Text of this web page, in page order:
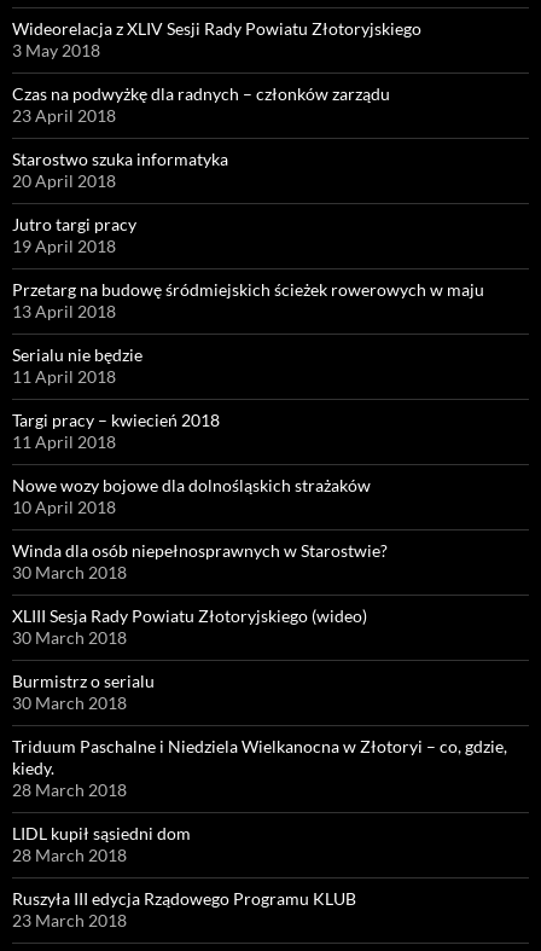
Wideorelacja z XLIV Sesji Rady Powiatu Złotoryjskiego
3 May 2018
Czas na podwyżkę dla radnych – członków zarządu
23 April 2018
Starostwo szuka informatyka
20 April 2018
Jutro targi pracy
19 April 2018
Przetarg na budowę śródmiejskich ścieżek rowerowych w maju
13 April 2018
Serialu nie będzie
11 April 2018
Targi pracy – kwiecień 2018
11 April 2018
Nowe wozy bojowe dla dolnośląskich strażaków
10 April 2018
Winda dla osób niepełnosprawnych w Starostwie?
30 March 2018
XLIII Sesja Rady Powiatu Złotoryjskiego (wideo)
30 March 2018
Burmistrz o serialu
30 March 2018
Triduum Paschalne i Niedziela Wielkanocna w Złotoryi – co, gdzie,
kiedy.
28 March 2018
LIDL kupił sąsiedni dom
28 March 2018
Ruszyła III edycja Rządowego Programu KLUB
23 March 2018